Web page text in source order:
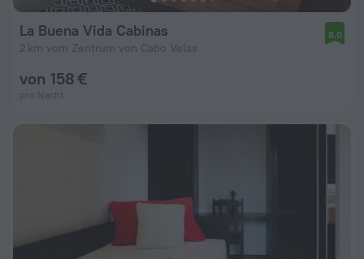
La Buena Vida Cabinas
2 km vom Zentrum von Cabo Velas
8,0
von 158 €
pro Nacht